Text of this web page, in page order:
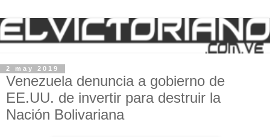
2 may 2019
Venezuela denuncia a gobierno de
EE.UU. de invertir para destruir la
Nación Bolivariana